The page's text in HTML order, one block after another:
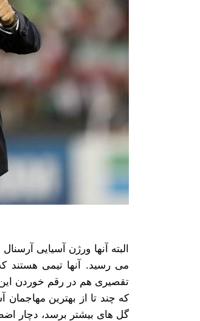
می رسید. آنها تیمی هستند
تقصیری هم در رقم خوردن این
که چند تا از بهترین مهاجمان
گل های بیشتر برسد، دچار